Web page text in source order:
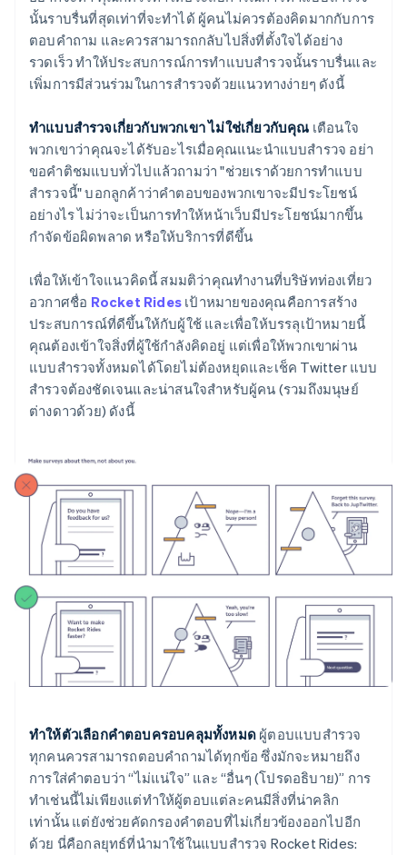
นั้นราบรื่นที่สุดเท่าที่จะทำได้ ผู้คนไม่ควรต้องคิดมากกับการ
ตอบคำถาม และควรสามารถกลับไปสิ่งที่ตั้งใจได้อย่าง
รวดเร็ว ทำให้ประสบการณ์การทำแบบสำรวจนั้นราบรื่นและ
เพิ่มการมีส่วนร่วมในการสำรวจด้วยแนวทางง่ายๆ ดังนี้
ทำแบบสำรวจเกี่ยวกับพวกเขา ไม่ใช่เกี่ยวกับคุณ เตือนใจ
พวกเขาว่าคุณจะได้รับอะไรเมื่อคุณแนะนำแบบสำรวจ อย่า
ขอคำติชมแบบทั่วไปแล้วถามว่า "ช่วยเราด้วยการทำแบบ
สำรวจนี้" บอกลูกค้าว่าคำตอบของพวกเขาจะมีประโยชน์
อย่างไร ไม่ว่าจะเป็นการทำให้หน้าเว็บมีประโยชน์มากขึ้น
กำจัดข้อผิดพลาด หรือให้บริการที่ดีขึ้น
เพื่อให้เข้าใจแนวคิดนี้ สมมติว่าคุณทำงานที่บริษัทท่องเที่ยว
อวกาศชื่อ Rocket Rides เป้าหมายของคุณคือการสร้าง
ประสบการณ์ที่ดีขึ้นให้กับผู้ใช้ และเพื่อให้บรรลุเป้าหมายนี้
คุณต้องเข้าใจสิ่งที่ผู้ใช้กำลังคิดอยู่ แต่เพื่อให้พวกเขาผ่าน
แบบสำรวจทั้งหมดได้โดยไม่ต้องหยุดและเช็ค Twitter แบบ
สำรวจต้องชัดเจนและน่าสนใจสำหรับผู้คน (รวมถึงมนุษย์
ต่างดาวด้วย) ดังนี้
ทำให้ตัวเลือกคำตอบครอบคลุมทั้งหมด ผู้ตอบแบบสำรวจ
ทุกคนควรสามารถตอบคำถามได้ทุกข้อ ซึ่งมักจะหมายถึง
การใส่คำตอบว่า “ไม่แน่ใจ” และ “อื่นๆ (โปรดอธิบาย)” การ
ทำเช่นนี้ไม่เพียงแต่ทำให้ผู้ตอบแต่ละคนมีสิ่งที่น่าคลิก
เท่านั้น แต่ยังช่วยคัดกรองคำตอบที่ไม่เกี่ยวข้องออกไปอีก
ด้วย นี่คือกลยุทธ์ที่นำมาใช้ในแบบสำรวจ Rocket Rides: